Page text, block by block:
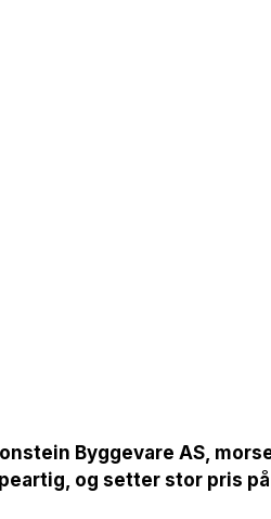
Byggevare AS,
og setter stor pris